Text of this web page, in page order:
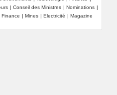
| Conseil des Ministres | Nominations |
Finance | Mines | Electricité | Magazine